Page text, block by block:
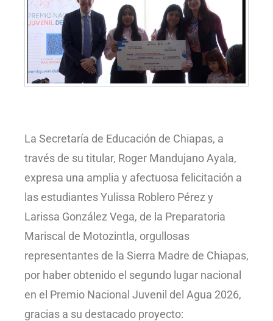
La Secretaría de Educación de Chiapas, a
través de su titular, Roger Mandujano Ayala,
expresa una amplia y afectuosa felicitación a
las estudiantes Yulissa Roblero Pérez y
Larissa González Vega, de la Preparatoria
Mariscal de Motozintla, orgullosas
representantes de la Sierra Madre de Chiapas,
por haber obtenido el segundo lugar nacional
en el Premio Nacional Juvenil del Agua 2026,
gracias a su destacado proyecto: